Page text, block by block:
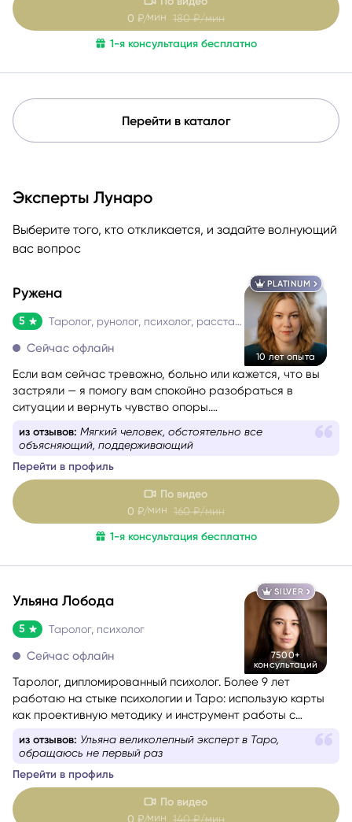
0 ₽/мин180 ₽/мин
1-я консультация бесплатно
Перейти в каталог
Эксперты Лунаро
Выберите того, кто откликается, и задайте волнующий
вас вопрос
PLATINUM
10 лет опыта
Ружена
5 Таролог, рунолог, психолог, расстановщик
Сейчас офлайн
Если вам сейчас тревожно, больно или кажется, что вы
застряли — я помогу вам спокойно разобраться в
ситуации и вернуть чувство опоры.
осуждённой. Я мягко и бережно проведу вас через
решение, которое принесёт облегчение.
из отзывов: Мягкий человек, обстоятельно все
объясняющий, поддерживающий
Перейти в профиль
По видео
0 ₽/мин 160 ₽/мин
1-я консультация бесплатно
SILVER
7500+
консультаций
Ульяна Лобода
5 Таролог, психолог
Сейчас офлайн
Таролог, дипломированный психолог. Более 9 лет
работаю на стыке психологии и Таро: использую карты
как проективную методику и инструмент работы с
из отзывов: Все очень доступно, без лишней
информации, все по факту
Перейти в профиль
По видео
0 ₽/мин140 ₽/мин